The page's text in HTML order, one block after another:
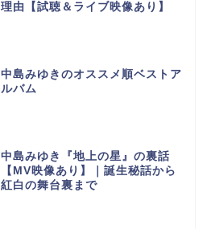
理由【試聴＆ライブ映像あり】
中島みゆきのオススメ順ベストア
ルバム
中島みゆき『地上の星』の裏話
【МV映像あり】｜誕生秘話から
紅白の舞台裏まで